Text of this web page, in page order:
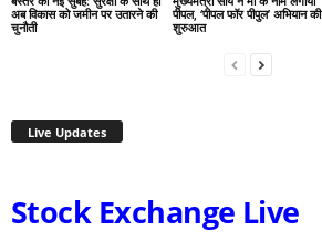
अब विकास को जमीन पर उतारने की
चुनौती
पीपल, ‘पीपल फॉर पीपुल’ अभियान की
शुरुआत
Live Updates
Stock Exchange Live